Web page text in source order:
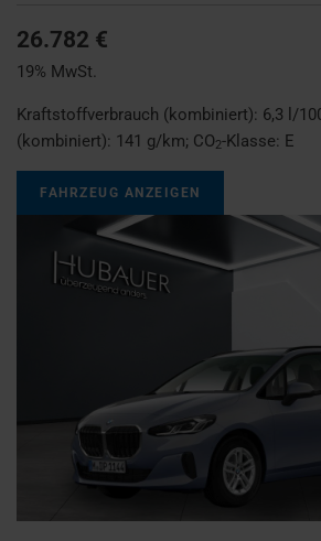
26.782 €
19% MwSt.
Kraftstoffverbrauch (kombiniert): 6,3 l/
(kombiniert): 141 g/km; CO2-Klasse: E
FAHRZEUG ANZEIGEN